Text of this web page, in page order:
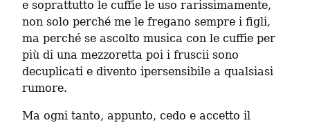
e soprattutto le cuffie le uso rarissimamente,
non solo perché me le fregano sempre i figli,
ma perché se ascolto musica con le cuffie per
più di una mezzoretta poi i fruscii sono
decuplicati e divento ipersensibile a qualsiasi
rumore.
Ma ogni tanto, appunto, cedo e accetto il